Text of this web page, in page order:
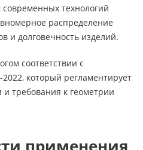
технологий
распределение
и долговечность изделий.
соответствии с
который регламентирует
и требования к геометрии